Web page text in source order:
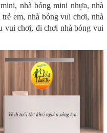
nhà bóng mini nhựa, nhà
em, nhà bóng vui chơi, nhà
vui chơi, đi chơi nhà bóng vui